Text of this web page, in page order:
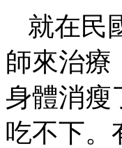
就在民
師來治療
身體消瘦
吃不下。